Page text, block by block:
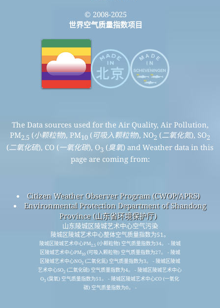
© 2008-2025
世界空气质量指数项目
The Data sources used for the Air Quality, Air Pollution,
PM2.5 (小颗粒物), PM10 (可吸入颗粒物), NO2 (二氧化氮), SO2
(二氧化硫), CO (一氧化碳), O3 (臭氧) and Weather data in this
page are coming from:
Citizen Weather Observer Program (CWOP/APRS)
Environmental Protection Department of Shandong
Province (山东省环境保护厅)
山东陵城区陵城艺术中心空气污染
陵城区陵城艺术中心整体空气质量指数为51。
陵城区陵城艺术中心PM2.5(小颗粒物) 空气质量指数为34。 - 陵城
区陵城艺术中心PM10(可吸入颗粒物) 空气质量指数为27。 - 陵城
区陵城艺术中心NO2(二氧化氮) 空气质量指数为3。 - 陵城区陵城
艺术中心SO2 (二氧化硫) 空气质量指数为4。 - 陵城区陵城艺术中心
O3 (臭氧) 空气质量指数为51。 - 陵城区陵城艺术中心CO (一氧化
碳) 空气质量指数为0。 -